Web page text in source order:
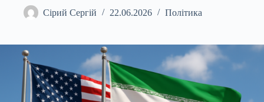
Сірий Сергій 22.06.2026 Політика